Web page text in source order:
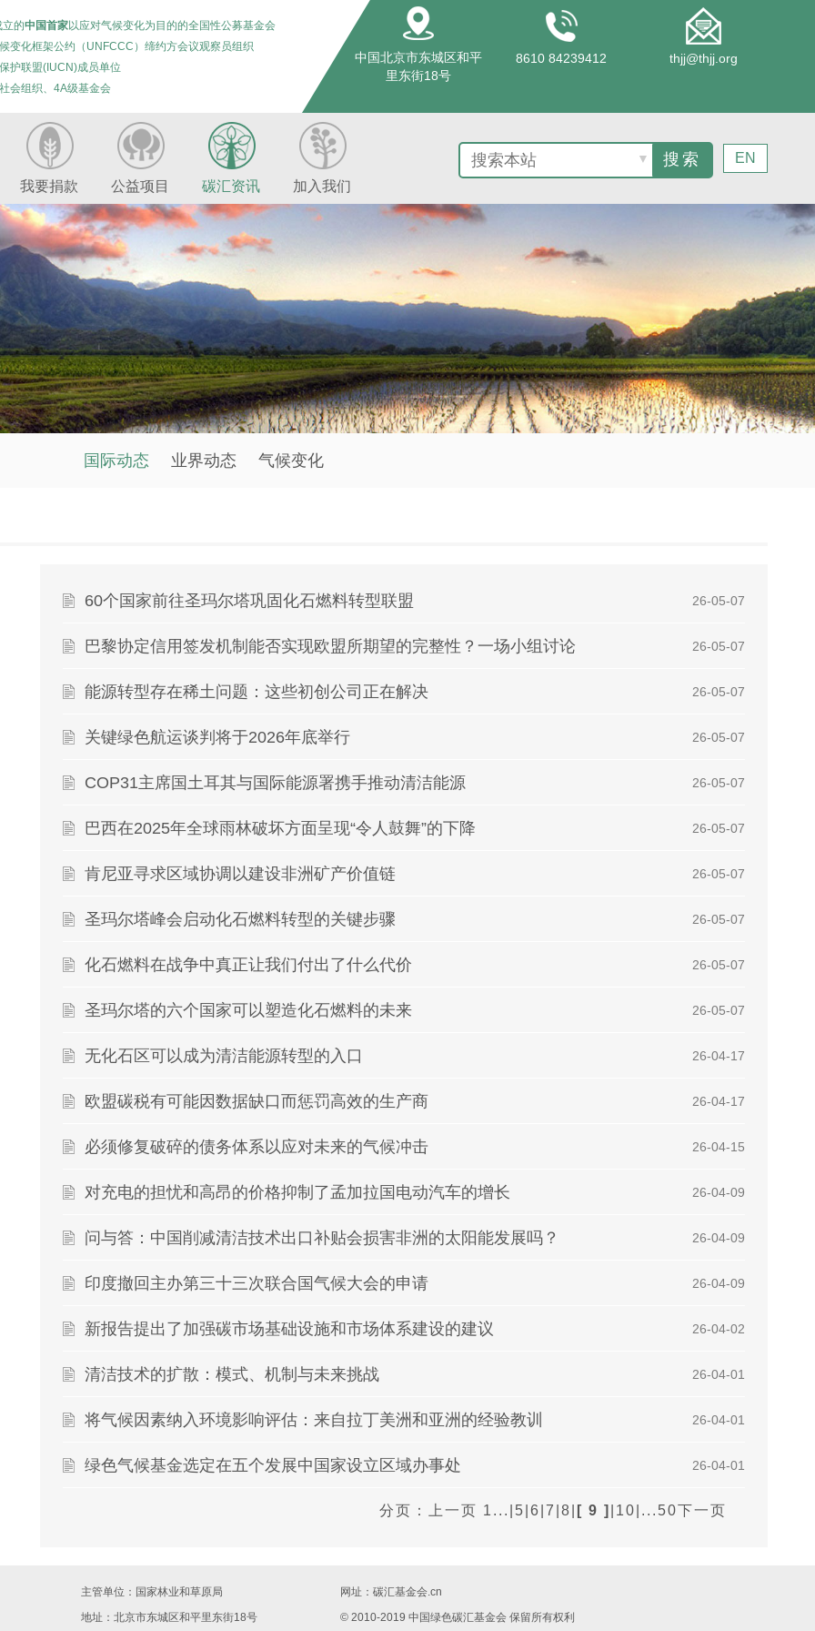
的中国首家以应对气候变化为目的的全国性公募基金会
变化框架公约（UNFCCC）缔约方会议观察员组织
护联盟(IUCN)成员单位
会组织、4A级基金会
中国北京市东城区和平
里东街18号
8610 84239412 thjj@thjj.org
我要捐款 公益项目 碳汇资讯 加入我们
▼ EN
国际动态 业界动态 气候变化
60个国家前往圣玛尔塔巩固化石燃料转型联盟 | 26-05-07
巴黎协定信用签发机制能否实现欧盟所期望的完整性？一场小组讨论 | 26-05-07
能源转型存在稀土问题：这些初创公司正在解决 | 26-05-07
关键绿色航运谈判将于2026年底举行 | 26-05-07
COP31主席国土耳其与国际能源署携手推动清洁能源 | 26-05-07
巴西在2025年全球雨林破坏方面呈现“令人鼓舞”的下降 | 26-05-07
肯尼亚寻求区域协调以建设非洲矿产价值链 | 26-05-07
圣玛尔塔峰会启动化石燃料转型的关键步骤 | 26-05-07
化石燃料在战争中真正让我们付出了什么代价 | 26-05-07
圣玛尔塔的六个国家可以塑造化石燃料的未来 | 26-05-07
无化石区可以成为清洁能源转型的入口 | 26-04-17
欧盟碳税有可能因数据缺口而惩罚高效的生产商 | 26-04-17
必须修复破碎的债务体系以应对未来的气候冲击 | 26-04-15
对充电的担忧和高昂的价格抑制了孟加拉国电动汽车的增长 | 26-04-09
问与答：中国削减清洁技术出口补贴会损害非洲的太阳能发展吗？ | 26-04-09
印度撤回主办第三十三次联合国气候大会的申请 | 26-04-09
新报告提出了加强碳市场基础设施和市场体系建设的建议 | 26-04-02
清洁技术的扩散：模式、机制与未来挑战 | 26-04-01
将气候因素纳入环境影响评估：来自拉丁美洲和亚洲的经验教训 | 26-04-01
绿色气候基金选定在五个发展中国家设立区域办事处 | 26-04-01
分页： 上一页 1... 5 6 7 8 [ 9 ] 10 ...50下一页
主管单位：国家林业和草原局
地址：北京市东城区和平里东街18号
网址： 碳汇基金会.cn
© 2010-2019 中国绿色碳汇基金会 保留所有权利